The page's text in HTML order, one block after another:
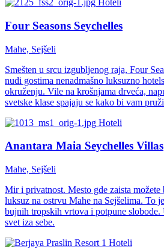
Hoteli
Four Seasons Seychelles
Mahe, Sejšeli
Smešten u srcu izgubljenog raja, Four
nudi gostima nenadmašno luksuzno
okruženju. Vile na krošnjama drveća,
svetske klase spajaju se kako bi vam
Hoteli
Anantara Maia Seychelles Villas
Mahe, Sejšeli
Mir i privatnost. Mesto gde zaista
luksuz na ostrvu Mahe na Sejšelima. To
bujnih tropskih vrtova i potpune
svet iza sebe.
Hoteli